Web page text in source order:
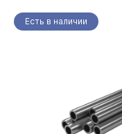
Есть в наличии